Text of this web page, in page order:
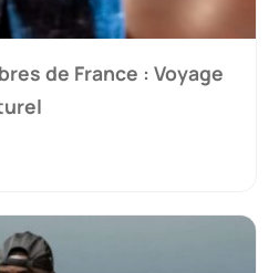
de France : Voyage